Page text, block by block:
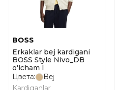
BOSS
Erkaklar bej kardigani
BOSS Style Nivo_DB
o'lcham l
Цвета:
Bej
Kardiganlar